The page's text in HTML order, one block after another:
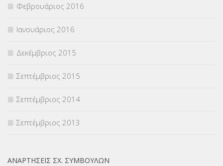
Φεβρουάριος 2016
Ιανουάριος 2016
Δεκέμβριος 2015
Σεπτέμβριος 2015
Σεπτέμβριος 2014
Σεπτέμβριος 2013
ΑΝΑΡΤΉΣΕΙΣ ΣΧ. ΣΥΜΒΟΎΛΩΝ